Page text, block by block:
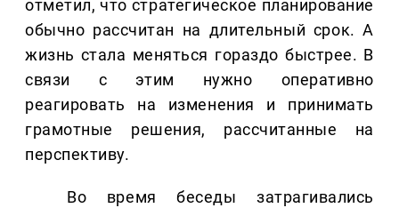
отметил, что стратегическое планирование
обычно рассчитан на длительный срок. А
жизнь стала меняться гораздо быстрее. В
связи с этим нужно оперативно
реагировать на изменения и принимать
грамотные решения, рассчитанные на
перспективу.
Во время беседы затрагивались